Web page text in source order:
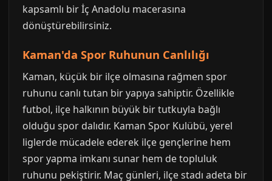
kapsamlı bir İç Anadolu macerasına
dönüştürebilirsiniz.
Kaman'da Spor Ruhunun Canlılığı
Kaman, küçük bir ilçe olmasına rağmen spor
ruhunu canlı tutan bir yapıya sahiptir. Özellikle
futbol, ilçe halkının büyük bir tutkuyla bağlı
olduğu spor dalıdır. Kaman Spor Kulübü, yerel
liglerde mücadele ederek ilçe gençlerine hem
spor yapma imkanı sunar hem de topluluk
ruhunu pekiştirir. Maç günleri, ilçe stadı adeta bir